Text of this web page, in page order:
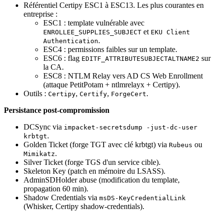
Référentiel Certipy ESC1 à ESC13. Les plus courantes en
entreprise :
ESC1 : template vulnérable avec
ENROLLEE_SUPPLIES_SUBJECT et EKU Client
Authentication.
ESC4 : permissions faibles sur un template.
ESC6 : flag EDITF_ATTRIBUTESUBJECTALTNAME2 sur
la CA.
ESC8 : NTLM Relay vers AD CS Web Enrollment
(attaque PetitPotam + ntlmrelayx + Certipy).
Outils : Certipy, Certify, ForgeCert.
Persistance post-compromission
DCSync via impacket-secretsdump -just-dc-user
krbtgt.
Golden Ticket (forge TGT avec clé krbtgt) via Rubeus ou
Mimikatz.
Silver Ticket (forge TGS d'un service cible).
Skeleton Key (patch en mémoire du LSASS).
AdminSDHolder abuse (modification du template,
propagation 60 min).
Shadow Credentials via msDS-KeyCredentialLink
(Whisker, Certipy shadow-credentials).